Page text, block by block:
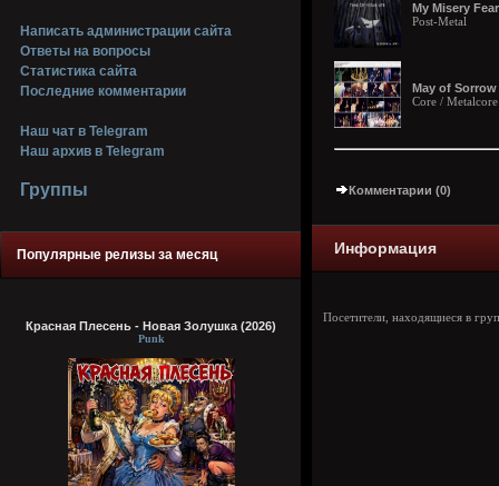
Написать администрации сайта
Ответы на вопросы
Статистика сайта
Последние комментарии
Наш чат в Telegram
Наш архив в Telegram
Группы
Популярные релизы за месяц
Красная Плесень - Новая Золушка (2026)
Punk
My Misery
Post-Metal
May of
Core /
Комментарии (0)
Информация
Посетители, находящиеся в